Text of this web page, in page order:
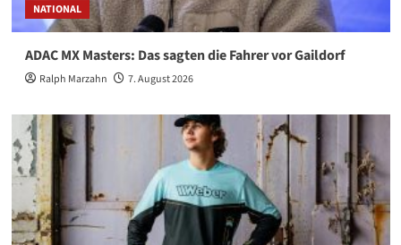
NATIONAL
ADAC MX Masters: Das sagten die Fahrer vor Gaildorf
Ralph Marzahn 7. August 2026